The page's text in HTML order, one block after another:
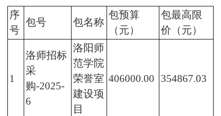
序
号
包号 包名称
包预算
（元）
包最高限
价（元）
1
洛师招标
采
购-2025-
6
洛阳师
范学院
荣誉室
建设项
目
406000.00 354867.03